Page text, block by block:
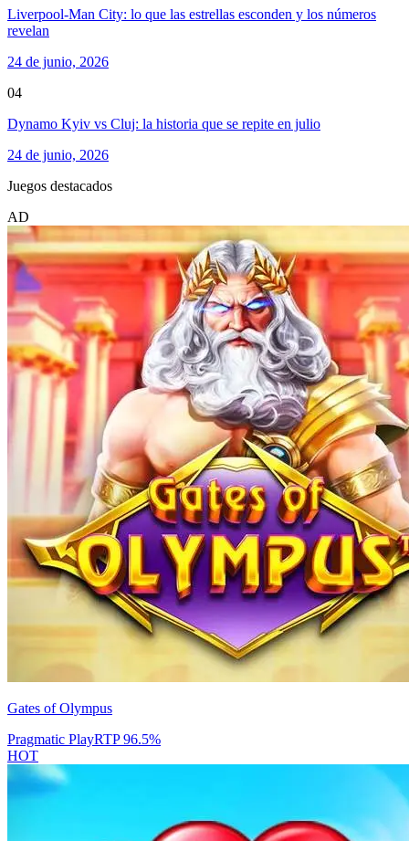
Liverpool-Man City: lo que las estrellas esconden y los números
revelan
24 de junio, 2026
04
Dynamo Kyiv vs Cluj: la historia que se repite en julio
24 de junio, 2026
Juegos destacados
AD
Gates of Olympus
Pragmatic PlayRTP96.5%
HOT